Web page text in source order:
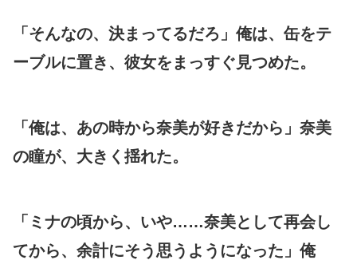
「そんなの、決まってるだろ」俺は、缶をテ
ーブルに置き、彼女をまっすぐ見つめた。
「俺は、あの時から奈美が好きだから」奈美
の瞳が、大きく揺れた。
「ミナの頃から、いや……奈美として再会し
てから、余計にそう思うようになった」俺